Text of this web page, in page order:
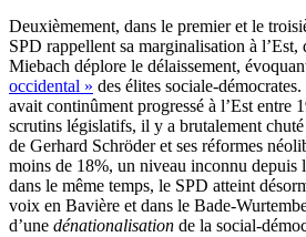
Deuxièmement, dans le premier et le
SPD rappellent sa marginalisation à
Miebach déplore le délaissement,
occidental » des élites sociale-
avait continûment progressé à l’Est entre
scrutins législatifs, il y a brutalement
de Gerhard Schröder et ses réformes
moins de 18%, un niveau inconnu depuis
dans le même temps, le SPD atteint
voix en Bavière et dans le Bade-
d’une dénationalisation de la social-